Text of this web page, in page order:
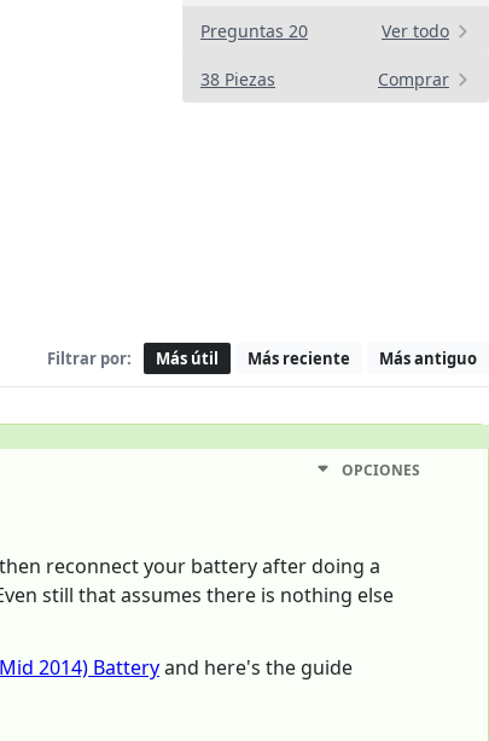
Preguntas 20 Ver todo
38 Piezas Comprar
Filtrar por: Más útil Más reciente Más antiguo
OPCIONES
reconnect your battery after doing a
still that assumes there is nothing else
2014) Batteryand here's the guide